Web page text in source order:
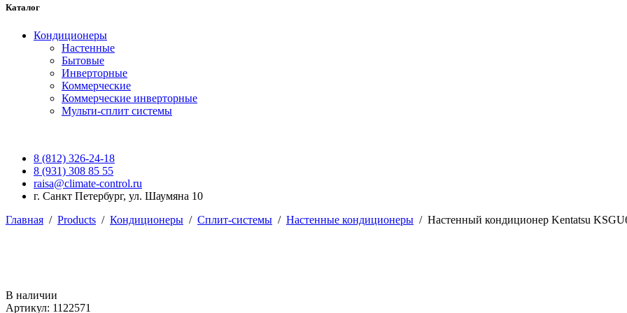
Каталог
Кондиционеры
Настенные
Бытовые
Инверторные
Коммерческие
Коммерческие инверторные
Мульти-сплит системы
8 (812) 326-24-18
8 (931) 308 85 55
raisa@climate-control.ru
г. Санкт Петербург, ул. Шаумяна 10
Главная / Products / Кондиционеры / Сплит-системы / Настенные кондиционеры / Настенный кондиционер Kentatsu
В наличии
Артикул: 1122571